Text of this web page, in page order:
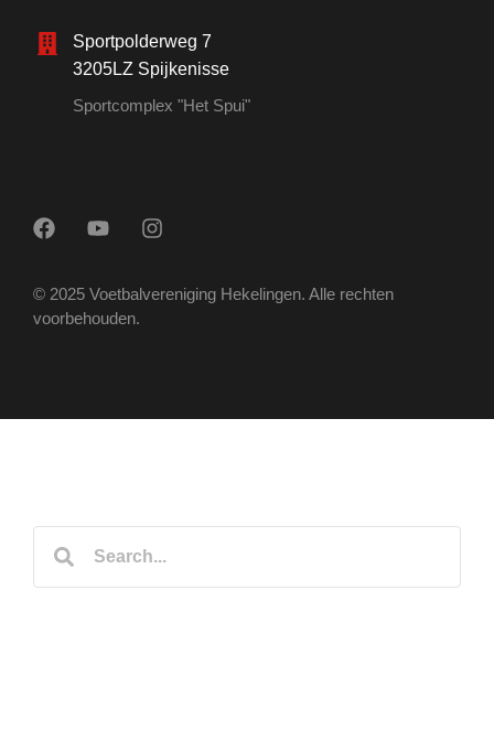
Sportpolderweg 7
3205LZ Spijkenisse
Sportcomplex "Het Spui"
© 2025 Voetbalvereniging Hekelingen. Alle rechten
voorbehouden.